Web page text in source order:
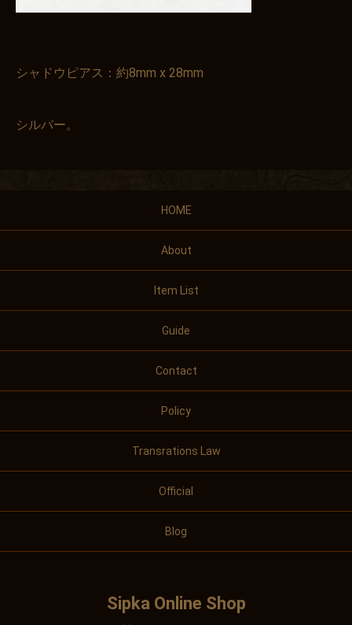
シャドウピアス：約8mm x 28mm
シルバー。
HOME
About
Item List
Guide
Contact
Policy
Transrations Law
Official
Blog
Sipka Online Shop